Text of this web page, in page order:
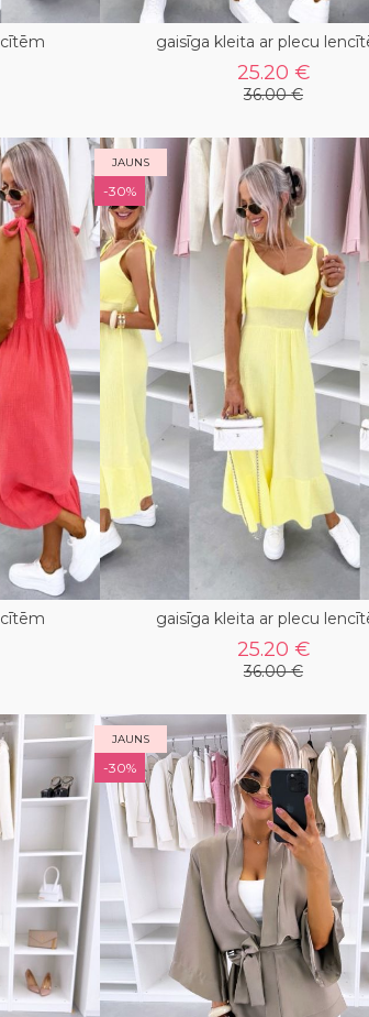
gaisīga kleita ar plecu
25.20 €
36.00 €
JAUNS
-30%
gaisīga kleita ar plecu
25.20 €
36.00 €
JAUNS
-30%